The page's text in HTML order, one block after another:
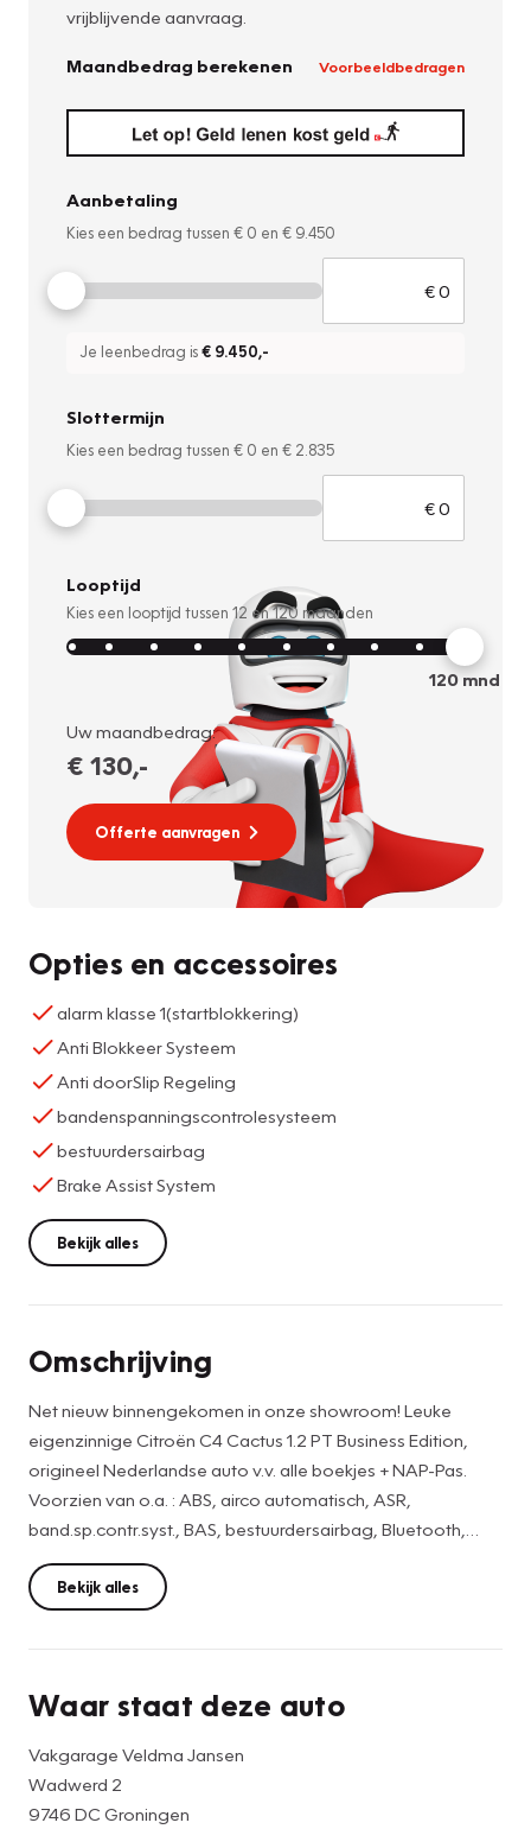
vrijblijvende aanvraag.
Maandbedrag berekenen Voorbeeldbedragen
Aanbetaling
Kies een bedrag tussen € 0 en € 9.450
Je leenbedrag is€ 9.450,-
Slottermijn
Kies een bedrag tussen € 0 en € 2.835
Looptijd
Kies een looptijd tussen 12 en120 maanden
120mnd
Uw maandbedrag:
€ 130,-
Offerte aanvragen
Opties en accessoires
alarm klasse 1(startblokkering)
Anti Blokkeer Systeem
Anti doorSlip Regeling
bandenspanningscontrolesysteem
bestuurdersairbag
Brake Assist System
Bekijk alles
Omschrijving
Net nieuw binnengekomen in onze showroom! Leuke
eigenzinnige Citroën C4 Cactus 1.2 PT Business Edition,
origineel Nederlandse auto v.v. alle boekjes + NAP-Pas.
Voorzien van o.a. : ABS, airco automatisch, ASR,
band.sp.contr.syst., BAS, bestuurdersairbag, Bluetooth,
boordcomputer, buitensp. elektr. verst., buitenspiegels
verwarmb.,
buitentemperatuurmeter, centr.verg. met afst.bed., cruise
LED dagrijverlichting, mistlampen voor, multimedia-
passagiersairbag, radio, regensensor, startblokkering,
stoel best. hoogte verst., stuurbekr. snelheidsafh., stuur
Bekijk alles
Waar staat deze auto
Vakgarage Veldma Jansen
Wadwerd 2
9746 DC Groningen